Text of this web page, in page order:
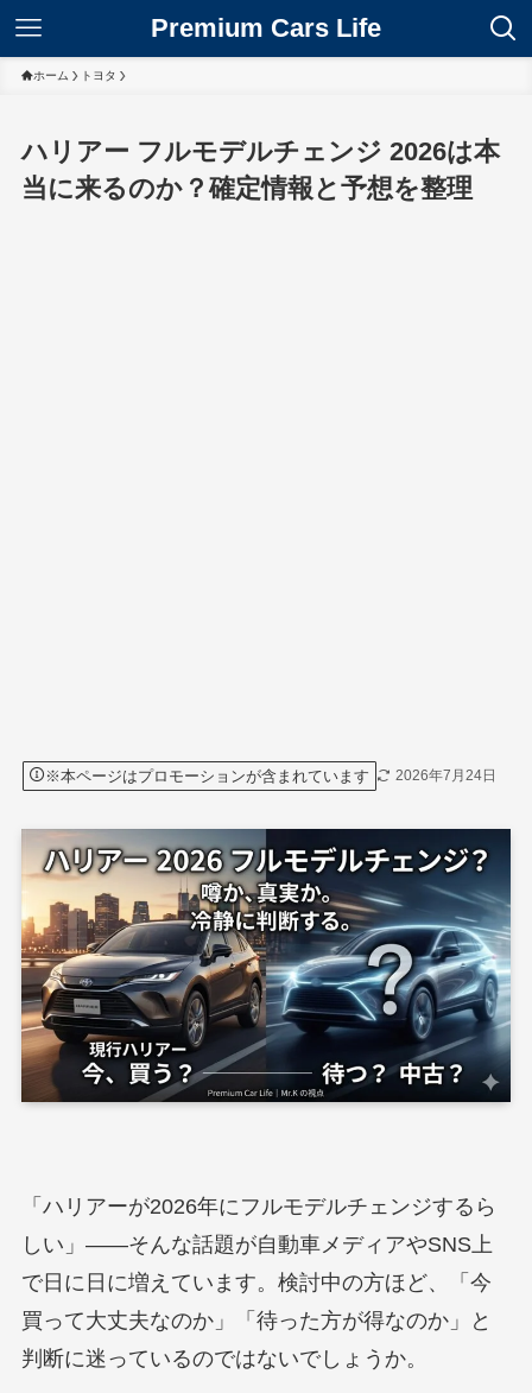
Premium Cars Life
ホーム トヨタ
ハリアー フルモデルチェンジ 2026は本
当に来るのか？確定情報と予想を整理
※本ページはプロモーションが含まれています 2026年7月24日
「ハリアーが2026年にフルモデルチェンジするら
しい」――そんな話題が自動車メディアやSNS上
で日に日に増えています。検討中の方ほど、「今
買って大丈夫なのか」「待った方が得なのか」と
判断に迷っているのではないでしょうか。